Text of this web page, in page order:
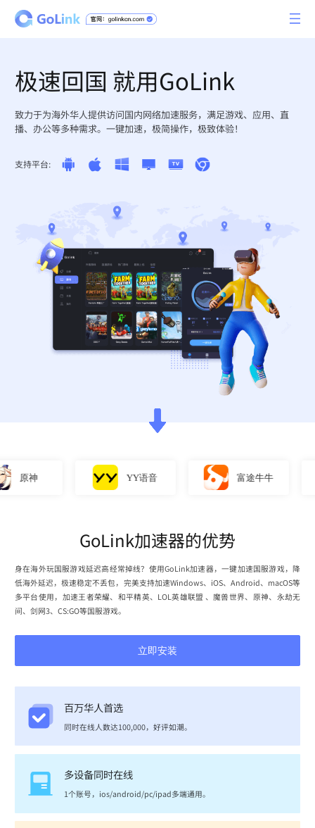
极速回国 就用GoLink
致力于为海外华人提供访问国内网络加速服务，满足游戏、应用、直
播、办公等多种需求。一键加速，极简操作，极致体验！
支持平台:
神 YY语音 富途牛牛
GoLink加速器的优势
身在海外玩国服游戏延迟高经常掉线？使用GoLink加速器，一键加速国服游戏，降
低海外延迟，极速稳定不丢包，完美支持加速Windows、iOS、Android、macOS等
多平台使用，加速王者荣耀、和平精英、LOL英雄联盟 、魔兽世界、原神、永劫无
间、剑网3、CS:GO等国服游戏。
立即安装
百万华人首选
同时在线人数达100,000，好评如潮。
多设备同时在线
1个账号，ios/android/pc/ipad多端通用。